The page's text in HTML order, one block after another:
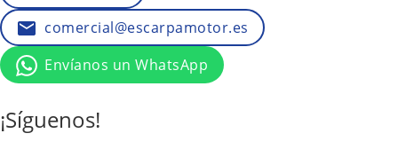
comercial@escarpamotor.es
Envíanos un WhatsApp
¡Síguenos!